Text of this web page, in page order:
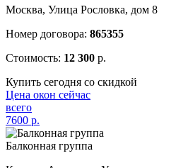
Москва, Улица Рословка, дом 8
Номер договора: 865355
Стоимость: 12 300 р.
Купить сегодня со скидкой
Цена окон сейчас
всего
7600 р.
Балконная группа